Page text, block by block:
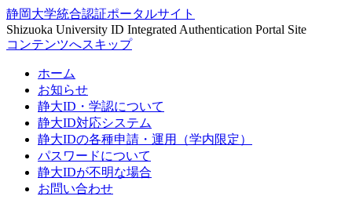
静岡大学統合認証ポータルサイト
Shizuoka University ID Integrated Authentication Portal Site
コンテンツへスキップ
ホーム
お知らせ
静大ID・学認について
静大ID対応システム
静大IDの各種申請・運用（学内限定）
パスワードについて
静大IDが不明な場合
お問い合わせ